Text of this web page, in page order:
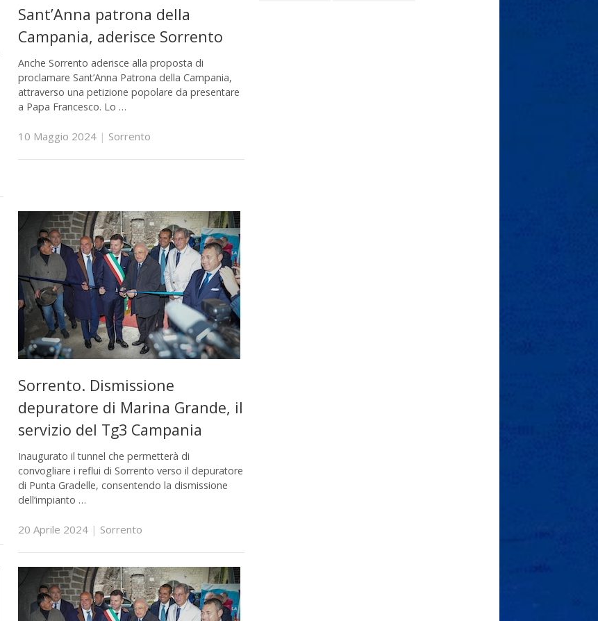
Sant’Anna patrona della
Campania, aderisce Sorrento
Anche Sorrento aderisce alla proposta di
proclamare Sant’Anna Patrona della Campania,
attraverso una petizione popolare da presentare
a Papa Francesco. Lo …
10 Maggio 2024| Sorrento
Sorrento. Dismissione
depuratore di Marina Grande, il
servizio del Tg3 Campania
Inaugurato il tunnel che permetterà di
convogliare i reflui di Sorrento verso il depuratore
di Punta Gradelle, consentendo la dismissione
dell’impianto …
20 Aprile 2024| Sorrento